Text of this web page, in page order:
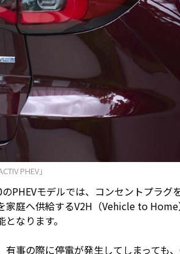
PHEV」
PHEVモデルでは、コンセントプラ
家庭へ供給するV2H（Vehicle to
なります。
事の際に停電が発生してしまっても